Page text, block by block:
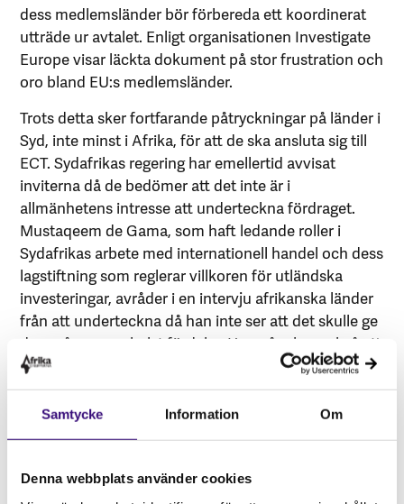
Samtycke Information Om
Denna webbplats använder cookies
dess medlemsländer bör förbereda ett koordinerat
utträde ur avtalet. Enligt organisationen Investigate
Europe visar läckta dokument på stor frustration och
oro bland EU:s medlemsländer.
Trots detta sker fortfarande påtryckningar på länder i
Syd, inte minst i Afrika, för att de ska ansluta sig till
ECT. Sydafrikas regering har emellertid avvisat
inviterna då de bedömer att det inte är i
allmänhetens intresse att underteckna fördraget.
Mustaqeem de Gama, som haft ledande roller i
Sydafrikas arbete med internationell handel och dess
lagstiftning som reglerar villkoren för utländska
investeringar, avråder i en intervju afrikanska länder
från att underteckna då han inte ser att det skulle ge
dem några som helst fördelar. Han påpekar också att
avtalet inte tar någon hänsyn till olika länders
förutsättningar och behov som ser väldigt olika ut
beroende på bland annat graden av ekonomisk
utveckling. De Gama framhåller att länder som
ECT och att det är en oacceptabel risk.